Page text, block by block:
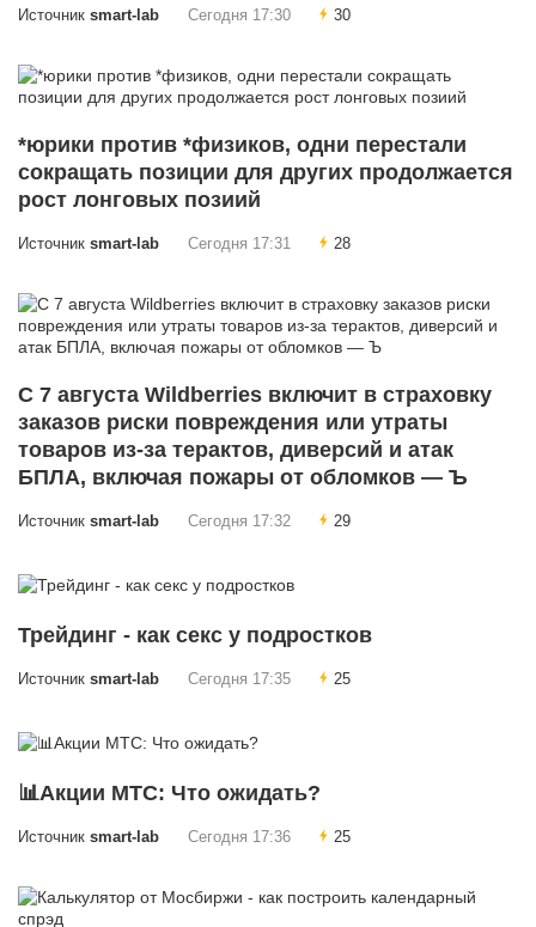
Источник smart-lab Сегодня 17:30 30
*юрики против *физиков, одни перестали
сокращать позиции для других продолжается
рост лонговых позиий
Источник smart-lab Сегодня 17:31 28
С 7 августа Wildberries включит в страховку
заказов риски повреждения или утраты
товаров из-за терактов, диверсий и атак
БПЛА, включая пожары от обломков — Ъ
Источник smart-lab Сегодня 17:32 29
Трейдинг - как секс у подростков
Источник smart-lab Сегодня 17:35 25
📊Акции МТС: Что ожидать?
Источник smart-lab Сегодня 17:36 25